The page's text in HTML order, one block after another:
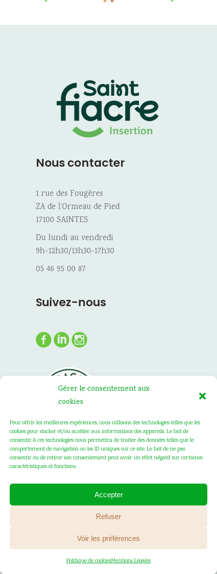
Gérer le consentement aux
cookies
Pour offrir les meilleures expériences, nous utilisons des technologies telles que les
cookies pour stocker et/ou accéder aux informations des appareils. Le fait de
consentir à ces technologies nous permettra de traiter des données telles que le
comportement de navigation ou les ID uniques sur ce site. Le fait de ne pas
consentir ou de retirer son consentement peut avoir un effet négatif sur certaines
caractéristiques et fonctions.
Accepter
Refuser
Voir les préférences
Politique de cookiesMentions Légales
Nous contacter
1 rue des Fougères
ZA de l’Ormeau de Pied
17100 SAINTES
Du lundi au vendredi
9h-12h30/13h30-17h30
05 46 95 00 87
Suivez-nous
SAINT FIACRE © 2020 . Tous les droits
Vanda Cipriano